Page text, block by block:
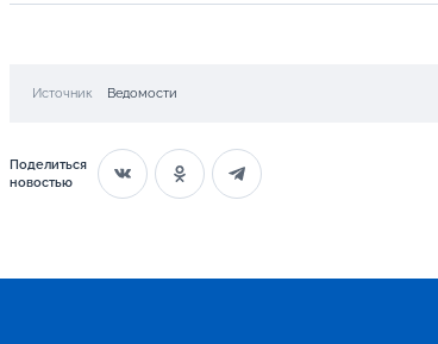
Источник Ведомости
Поделиться
новостью